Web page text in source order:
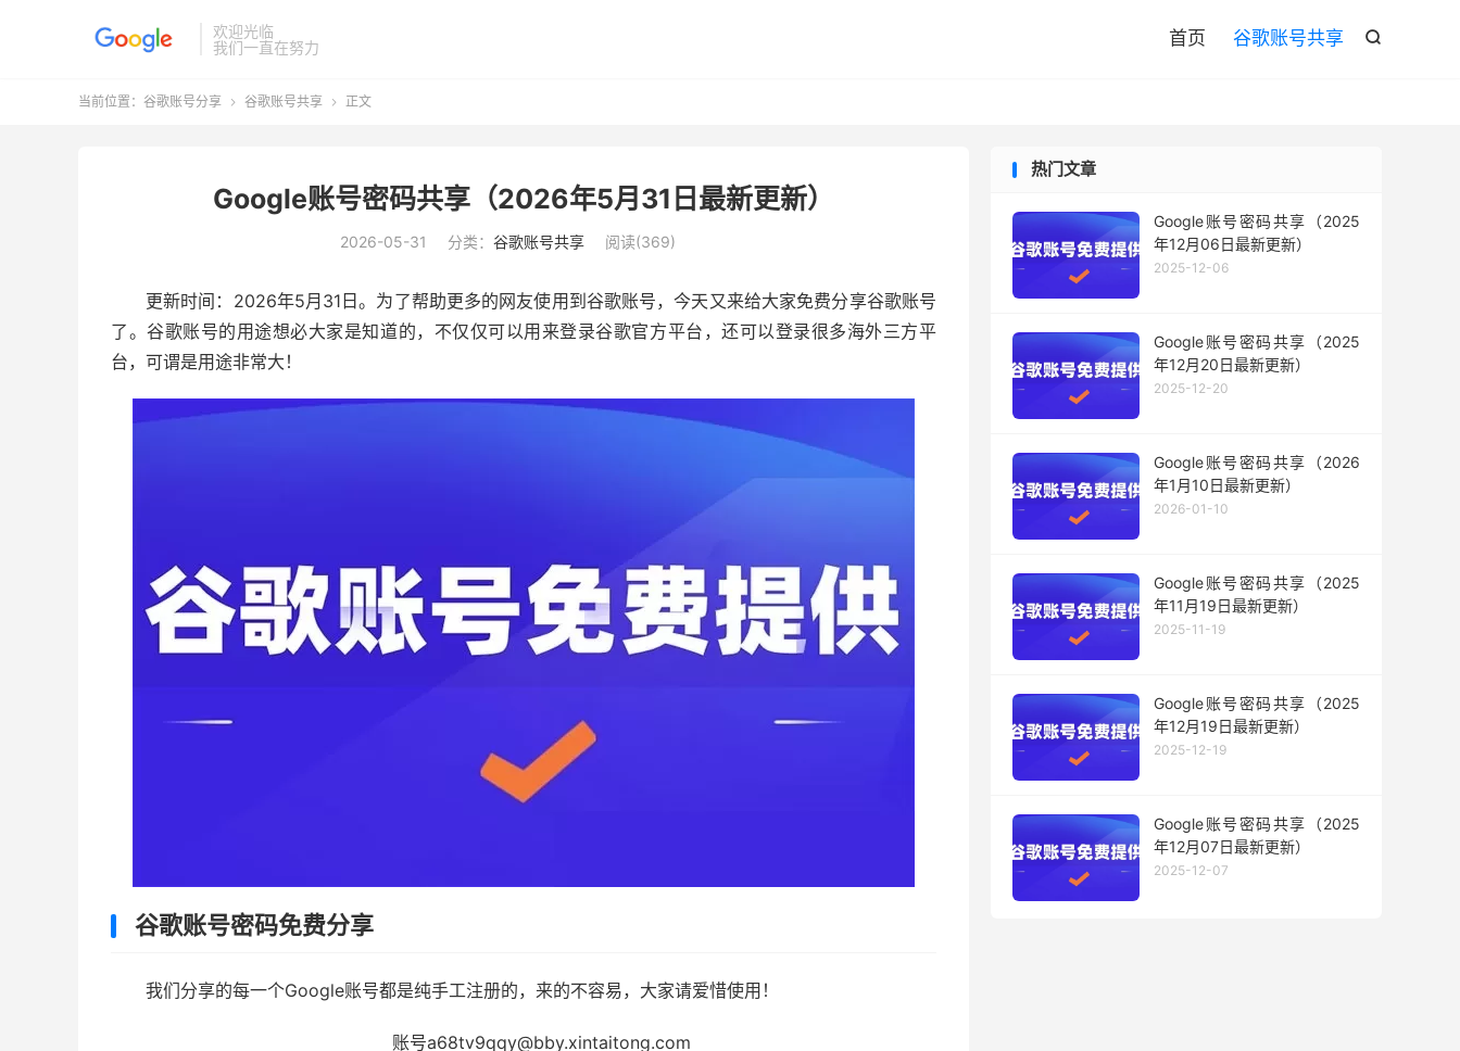
欢迎光临
我们一直在努力

首页 谷歌账号共享
当前位置： 谷歌账号分享  谷歌账号共享  正文
Google账号密码共享（2026年5月31日最新更新）
2026-05-31 分类： 谷歌账号共享 阅读(369)
更新时间：2026年5月31日。为了帮助更多的网友使用到谷歌账号，今天又来给大家免费分享谷歌账号
了。谷歌账号的用途想必大家是知道的，不仅仅可以用来登录谷歌官方平台，还可以登录很多海外三方平
台，可谓是用途非常大！
谷歌账号密码免费分享
我们分享的每一个Google账号都是纯手工注册的，来的不容易，大家请爱惜使用！
账号a68tv9qqy@bby.xintaitong.com
热门文章
Google账号密码共享（2025
年12月06日最新更新）
2025-12-06
Google账号密码共享（2025
年12月20日最新更新）
2025-12-20
Google账号密码共享（2026
年1月10日最新更新）
2026-01-10
Google账号密码共享（2025
年11月19日最新更新）
2025-11-19
Google账号密码共享（2025
年12月19日最新更新）
2025-12-19
Google账号密码共享（2025
年12月07日最新更新）
2025-12-07